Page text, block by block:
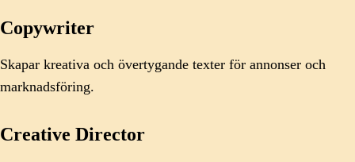
Copywriter
Skapar kreativa och övertygande texter för annonser och
marknadsföring.
Creative Director